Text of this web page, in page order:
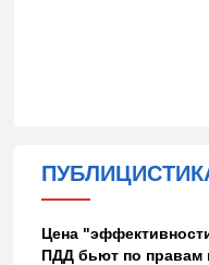
Цена
ПДД бьют по правам